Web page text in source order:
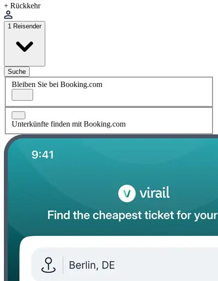
+ Rückkehr
1 Reisender
Suche
Bleiben Sie bei Booking.com
Unterkünfte finden mit Booking.com